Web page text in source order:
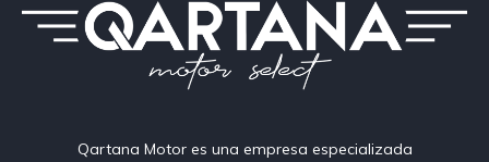
Qartana Motor es una empresa especializada